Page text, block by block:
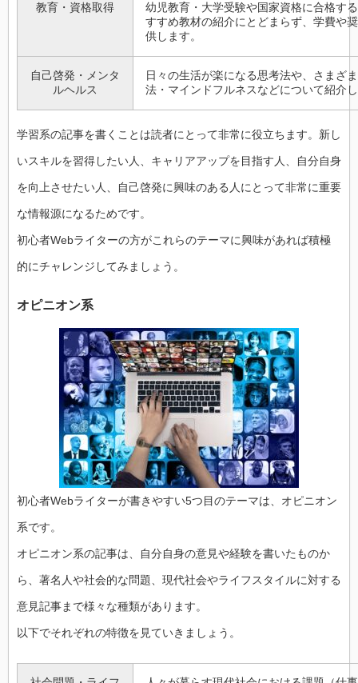
教育・資格取得
幼児教育・大学受験や国家資格に合格す
すすめ教材の紹介にとどまらず、学費や
供します。
自己啓発・メンタ
ルヘルス
日々の生活が楽になる思考法や、さまざ
法・マインドフルネスなどについて紹介
学習系の記事を書くことは読者にとって非常に役立ちます。新し
いスキルを習得したい人、キャリアアップを目指す人、自分自身
を向上させたい人、自己啓発に興味のある人にとって非常に重要
な情報源になるためです。
初心者Webライターの方がこれらのテーマに興味があれば積極
的にチャレンジしてみましょう。
オピニオン系
初心者Webライターが書きやすい5つ目のテーマは、オピニオン
系です。
オピニオン系の記事は、自分自身の意見や経験を書いたものか
ら、著名人や社会的な問題、現代社会やライフスタイルに対する
意見記事まで様々な種類があります。
以下でそれぞれの特徴を見ていきましょう。